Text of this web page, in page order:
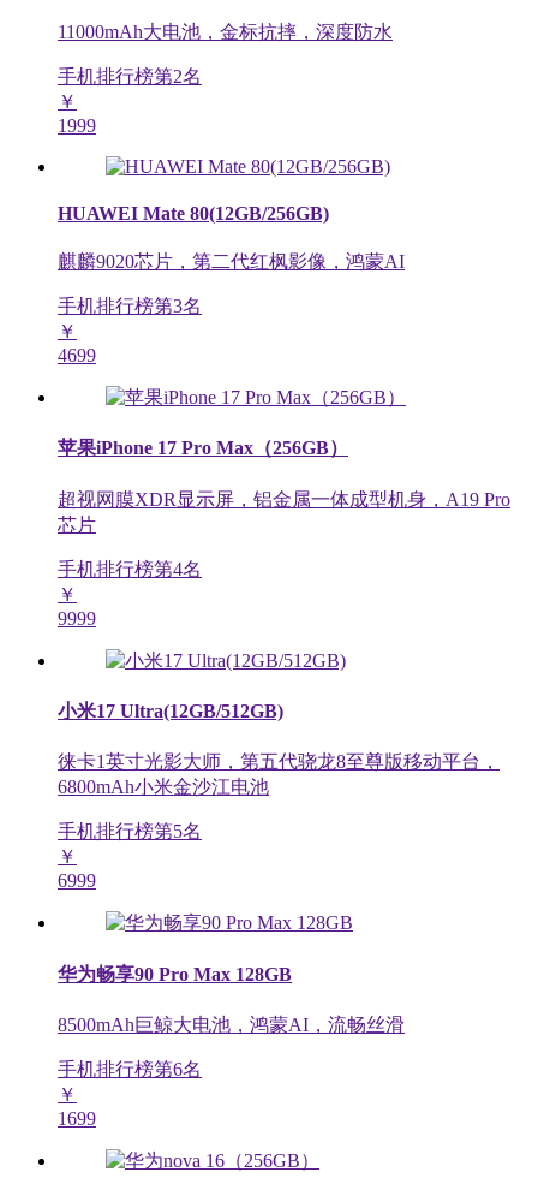
11000mAh大电池，金标抗摔，深度防水
手机排行榜第2名
￥
1999
HUAWEI Mate 80(12GB/256GB)
麒麟9020芯片，第二代红枫影像，鸿蒙AI
手机排行榜第3名
￥
4699
苹果iPhone 17 Pro Max（256GB）
超视网膜XDR显示屏，铝金属一体成型机身，A19 Pro
芯片
手机排行榜第4名
￥
9999
小米17 Ultra(12GB/512GB)
徕卡1英寸光影大师，第五代骁龙8至尊版移动平台，
6800mAh小米金沙江电池
手机排行榜第5名
￥
6999
华为畅享90 Pro Max 128GB
8500mAh巨鲸大电池，鸿蒙AI，流畅丝滑
手机排行榜第6名
￥
1699